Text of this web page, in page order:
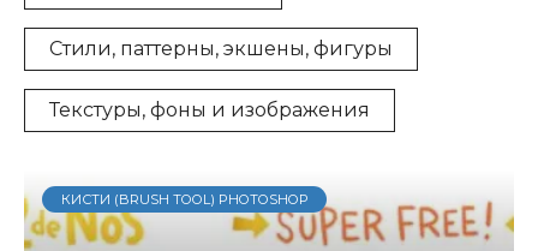
Стили, паттерны, экшены, фигуры
Текстуры, фоны и изображения
КИСТИ (BRUSH TOOL) PHOTOSHOP